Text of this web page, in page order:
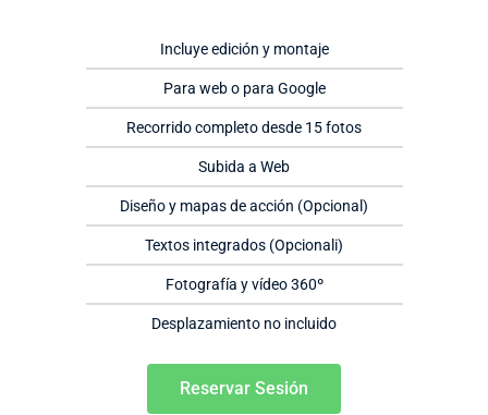
Incluye edición y montaje
Para web o para Google
Recorrido completo desde 15 fotos
Subida a Web
Diseño y mapas de acción (Opcional)
Textos integrados (Opcionali)
Fotografía y vídeo 360º
Desplazamiento no incluido
Reservar Sesión